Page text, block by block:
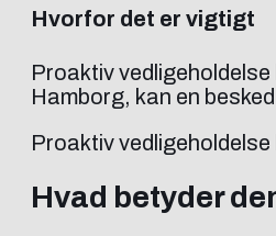
Hvorfor det er vigtigt
Proaktiv
Hamborg, kan en
Proaktiv
Hvad betyder